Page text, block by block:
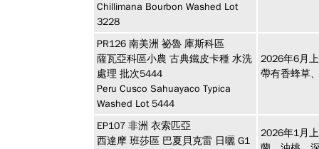
Chillimana Bourbon Washed Lot
3228
PR126 南美洲 祕魯 庫斯科區
薩瓦亞科區小農 古典鐵皮卡種 水洗
處理 批次5444
Peru Cusco Sahuayaco Typica
Washed Lot 5444
2026年6月
帶有香蜂草
EP107 非洲 衣索匹亞
西達摩 班莎區 巴夏貝克雷 日曬 G1
2026年1月